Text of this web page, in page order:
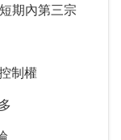
期內第三宗
霍峽控制權
多